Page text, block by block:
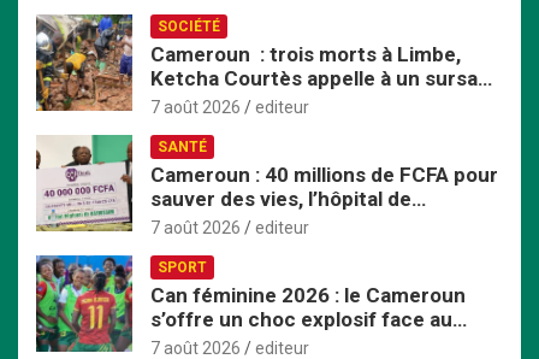
r
SOCIÉTÉ
Cameroun : trois morts à Limbe,
Ketcha Courtès appelle à un sursaut
face aux inondations
7 août 2026 editeur
SANTÉ
Cameroun : 40 millions de FCFA pour
sauver des vies, l’hôpital de
Bafoussam renforce son centre
7 août 2026 editeur
SPORT
Can féminine 2026 : le Cameroun
s’offre un choc explosif face au
Nigeria en quart de finale
7 août 2026 editeur